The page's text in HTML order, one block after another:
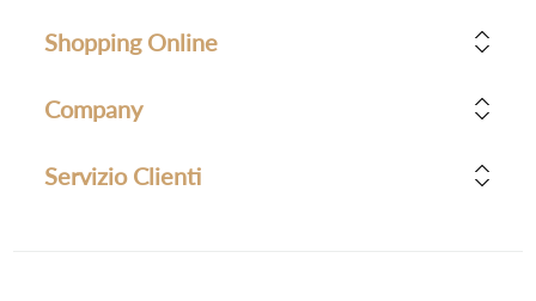
Shopping Online
Company
Servizio Clienti